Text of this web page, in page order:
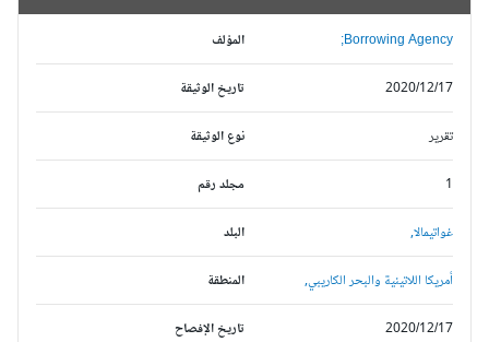
المؤلف Borrowing Agency;
تاريخ الوثيقة 2020/12/17
نوع الوثيقة تقرير
مجلد رقم
البلد غواتيمالا,
المنطقة أمريكا اللاتينية والبحر الكاريبي,
تاريخ الإفصاح 2020/12/17